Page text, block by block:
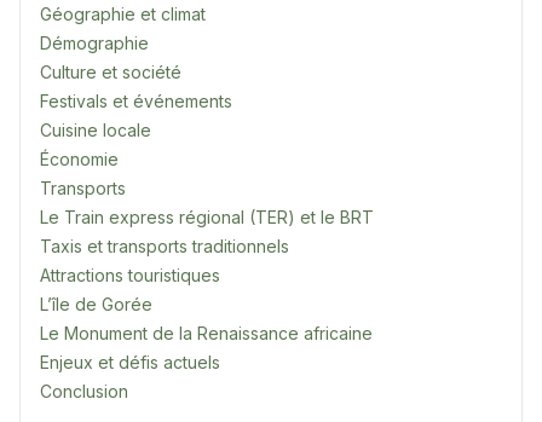
Géographie et climat
Démographie
Culture et société
Festivals et événements
Cuisine locale
Économie
Transports
Le Train express régional (TER) et le BRT
Taxis et transports traditionnels
Attractions touristiques
L’île de Gorée
Le Monument de la Renaissance africaine
Enjeux et défis actuels
Conclusion